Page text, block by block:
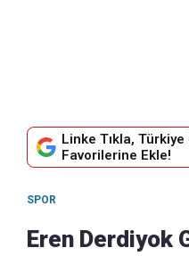
Linke Tıkla,
Favorilerine Ekle!
SPOR
Eren Derdiyok